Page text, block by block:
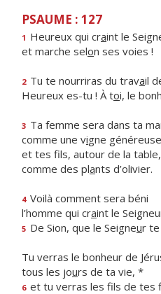
PSAUME : 127
1 Heureux qui craint le
et marche selon ses voies !
2 Tu te nourriras du travail
Heureux es-tu ! À toi, le
3 Ta femme sera dans ta
comme une vigne
et tes fils, autour de la table,
comme des plants d’olivier.
4 Voilà comment sera béni
l’homme qui craint le
5 De Sion, que le Seigneur te
Tu verras le bonheur de
tous les jours de ta vie, *
6 et tu verras les fls de tes